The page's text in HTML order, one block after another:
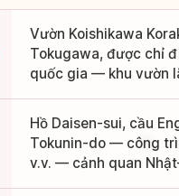
Vườn Koishikawa
Tokugawa, được chỉ
quốc gia — khu vườn
Hồ Daisen-sui, cầu
Tokunin-do — công
v.v. — cảnh quan